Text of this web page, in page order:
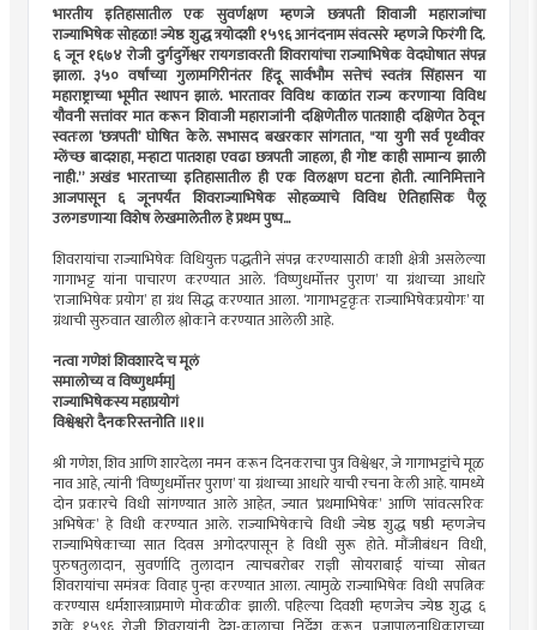
भारतीय इतिहासातील एक सुवर्णक्षण म्हणजे छत्रपती शिवाजी महाराजांचा
राज्याभिषेक सोहळा! ज्येष्ठ शुद्ध त्रयोदशी १५९६ आनंदनाम संवत्सरे म्हणजे फिरंगी दि.
६ जून १६७४ रोजी दुर्गदुर्गेश्वर रायगडावरती शिवरायांचा राज्याभिषेक वेदघोषात संपन्न
झाला. ३५० वर्षांच्या गुलामगिरीनंतर हिंदू सार्वभौम सत्तेचं स्वतंत्र सिंहासन या
महाराष्ट्राच्या भूमीत स्थापन झालं. भारतावर विविध काळांत राज्य करणार्‍या विविध
यौवनी सत्तांवर मात करून शिवाजी महाराजांनी दक्षिणेतील पातशाही दक्षिणेत ठेवून
स्वतःला ‘छत्रपती’ घोषित केले. सभासद बखरकार सांगतात, "या युगी सर्व पृथ्वीवर
म्लेंच्छ बादशहा, मर्‍हाटा पातशहा एवढा छत्रपती जाहला, ही गोष्ट काही सामान्य झाली
नाही.” अखंड भारताच्या इतिहासातील ही एक विलक्षण घटना होती. त्यानिमित्ताने
आजपासून ६ जूनपर्यंत शिवराज्याभिषेक सोहळ्याचे विविध ऐतिहासिक पैलू
उलगडणार्‍या विशेष लेखमालेतील हे प्रथम पुष्प...
शिवरायांचा राज्याभिषेक विधियुक्त पद्धतीने संपन्न करण्यासाठी काशी क्षेत्री असलेल्या
गागाभट्ट यांना पाचारण करण्यात आले. ‘विष्णुधर्मोत्तर पुराण’ या ग्रंथाच्या आधारे
‘राजाभिषेक प्रयोग’ हा ग्रंथ सिद्ध करण्यात आला. ‘गागाभट्टकृतः राज्याभिषेकप्रयोगः’ या
ग्रंथाची सुरुवात खालील श्लोकाने करण्यात आलेली आहे.
नत्वा गणेशं शिवशारदे च मूलं
समालोच्य व विष्णुधर्मम्|
राज्याभिषेकस्य महाप्रयोगं
विश्वेश्वरो दैनकरिस्तनोति ॥१॥
श्री गणेश, शिव आणि शारदेला नमन करून दिनकराचा पुत्र विश्वेश्वर, जे गागाभट्टांचे मूळ
नाव आहे, त्यांनी ‘विष्णुधर्मोत्तर पुराण’ या ग्रंथाच्या आधारे याची रचना केली आहे. यामध्ये
दोन प्रकारचे विधी सांगण्यात आले आहेत, ज्यात ‘प्रथमाभिषेक’ आणि ‘सांवत्सरिक
अभिषेक’ हे विधी करण्यात आले. राज्याभिषेकाचे विधी ज्येष्ठ शुद्ध षष्ठी म्हणजेच
राज्याभिषेकाच्या सात दिवस अगोदरपासून हे विधी सुरू होते. मौंजीबंधन विधी,
पुरुषतुलादान, सुवर्णादि तुलादान त्याचबरोबर राज्ञी सोयराबाई यांच्या सोबत
शिवरायांचा समंत्रक विवाह पुन्हा करण्यात आला. त्यामुळे राज्याभिषेक विधी सपत्निक
करण्यास धर्मशास्त्राप्रमाणे मोकळीक झाली. पहिल्या दिवशी म्हणजेच ज्येष्ठ शुद्ध ६